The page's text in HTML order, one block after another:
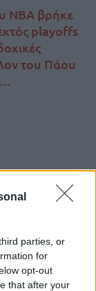
parties, or
for
opt-out
that after your
ΝΒΑ βρήκε
playoffs
του Πάου